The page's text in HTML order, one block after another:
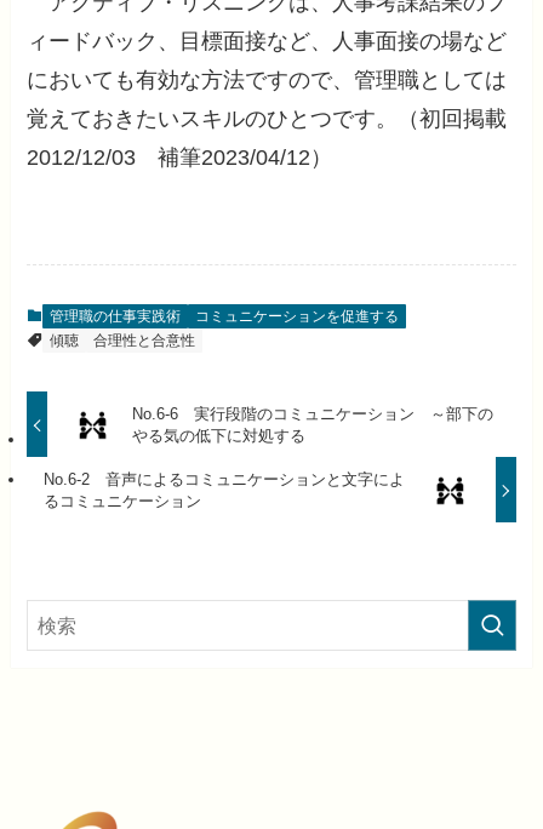
ィードバック、目標面接など、人事面接の場など
においても有効な方法ですので、管理職としては
覚えておきたいスキルのひとつです。（初回掲載
2012/12/03 補筆2023/04/12）
管理職の仕事実践術
コミュニケーションを促進する
傾聴
合理性と合意性
No.6-6 実行段階のコミュニケーション ～部下の
やる気の低下に対処する
No.6-2 音声によるコミュニケーションと文字によ
るコミュニケーション